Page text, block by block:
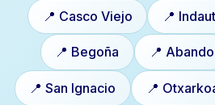
📍 Casco Viejo 📍
📍 Begoña 📍 Abando
📍 San Ignacio 📍